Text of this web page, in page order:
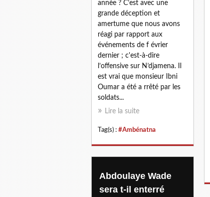
annèe ? C’est avec une
grande déception et
amertume que nous avons
réagi par rapport aux
événements de f évrier
dernier ; c'est-à-dire
l’offensive sur N’djamena. Il
est vrai que monsieur Ibni
Oumar a été a rrêté par les
soldats...
Lire la suite
Tag(s) : #Ambénatna
Abdoulaye Wade
sera t-il enterré